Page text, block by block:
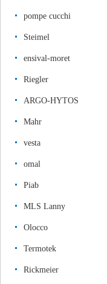
pompe cucchi
Steimel
ensival-moret
Riegler
ARGO-HYTOS
Mahr
vesta
omal
Piab
MLS Lanny
Olocco
Termotek
Rickmeier